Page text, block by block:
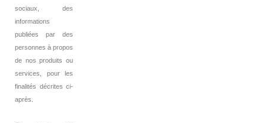
sociaux, des
informations
publiées par des
personnes à propos
de nos produits ou
services, pour les
finalités décrites ci-
après.